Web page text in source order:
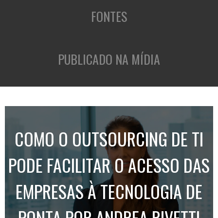
FONTES
PUBLICADO NA MÍDIA
COMO O OUTSOURCING DE TI
PODE FACILITAR O ACESSO DAS
EMPRESAS À TECNOLOGIA DE